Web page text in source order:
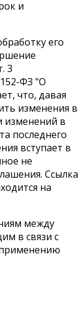
и
его
3
ФЗ "О
что, давая
изменения в
изменений в
последнего
вступает в
не
Ссылка
на
между
в связи с